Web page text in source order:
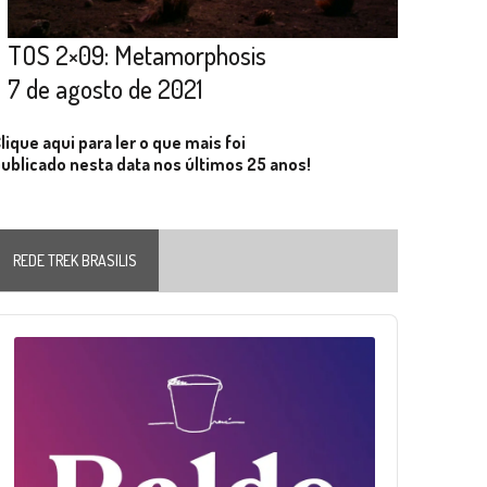
TOS 2×09: Metamorphosis
7 de agosto de 2021
aqui para ler o que mais foi
nesta data nos últimos 25 anos!
REDE TREK BRASILIS
Player